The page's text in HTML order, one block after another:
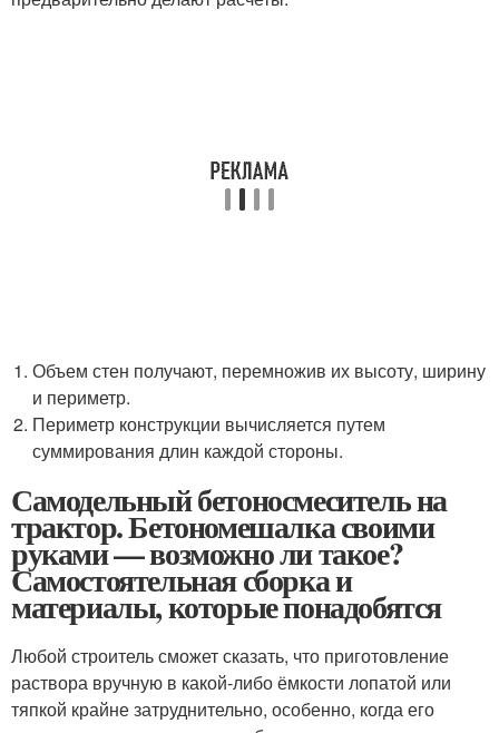
Объем стен получают, перемножив их высоту, ширину
и периметр.
Периметр конструкции вычисляется путем
суммирования длин каждой стороны.
Самодельный бетоносмеситель на
трактор. Бетономешалка своими
руками — возможно ли такое?
Самостоятельная сборка и
материалы, которые понадобятся
Любой строитель сможет сказать, что приготовление
раствора вручную в какой-либо ёмкости лопатой или
тяпкой крайне затруднительно, особенно, когда его